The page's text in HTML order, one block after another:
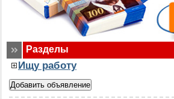
Разделы
Ищу работу